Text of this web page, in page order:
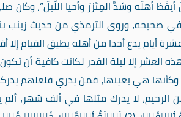
أيقَظ أهلَه وشدَّ المِئزرَ وأحيا اللَّيلَ”،
صحيحه، وروى الترمذي من حديث زينب
أيام يدع أحدا من أهله يطيق القيام إلا
إلا ليلة القدر لكانت كافية أن تكون
هي بعينها، فمن يدري فلعلهم
الرحيم، لا يدرك مثلها في ألف شهر، ألم